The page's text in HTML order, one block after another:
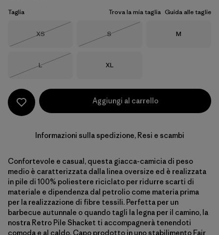
Taglia Trova la mia taglia Guida alle taglie
Taglia
XS
Taglia
S
Taglia
M
Taglia
L
Taglia
XL
Aggiungi al carrello
Informazioni sulla spedizione, Resi e scambi
Confortevole e casual, questa giacca-camicia di peso
medio è caratterizzata dalla linea oversize ed è realizzata
in pile di 100% poliestere riciclato per ridurre scarti di
materiale e dipendenza dal petrolio come materia prima
per la realizzazione di fibre tessili. Perfetta per un
barbecue autunnale o quando tagli la legna per il camino, la
nostra Retro Pile Shacket ti accompagnerà tenendoti
comoda e al caldo. Capo prodotto in uno stabilimento Fair